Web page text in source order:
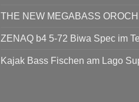
THE NEW MEGABASS
ZENAQ b4 5-72 Biwa Spec im
Kajak Bass Fischen am Lago